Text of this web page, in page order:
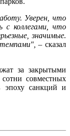
Уверен, что
с коллегами, что
значимые.
темпами",– сказал
за закрытыми
совместных
эпоху санкций и